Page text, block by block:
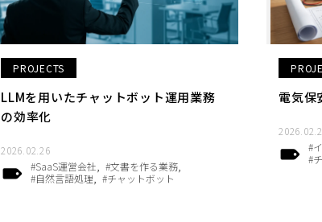
PROJECTS
LLMを用いたチャットボット運用業務
の効率化
2026.02.26
#SaaS運営会社
#文書を作る業務
#自然言語処理
#チャットボット
電気保
#
#